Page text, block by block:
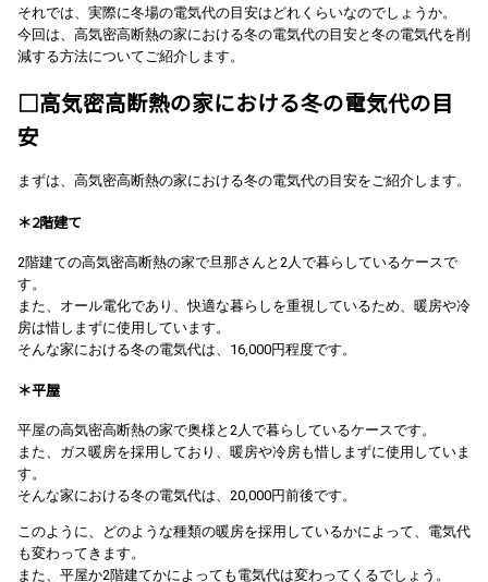
それでは、実際に冬場の電気代の目安はどれくらいなのでしょうか。
今回は、高気密高断熱の家における冬の電気代の目安と冬の電気代を削
減する方法についてご紹介します。
□高気密高断熱の家における冬の電気代の目
安
まずは、高気密高断熱の家における冬の電気代の目安をご紹介します。
＊2階建て
2階建ての高気密高断熱の家で旦那さんと2人で暮らしているケースで
す。
また、オール電化であり、快適な暮らしを重視しているため、暖房や冷
房は惜しまずに使用しています。
そんな家における冬の電気代は、16,000円程度です。
＊平屋
平屋の高気密高断熱の家で奥様と2人で暮らしているケースです。
また、ガス暖房を採用しており、暖房や冷房も惜しまずに使用していま
す。
そんな家における冬の電気代は、20,000円前後です。
このように、どのような種類の暖房を採用しているかによって、電気代
も変わってきます。
また、平屋か2階建てかによっても電気代は変わってくるでしょう。